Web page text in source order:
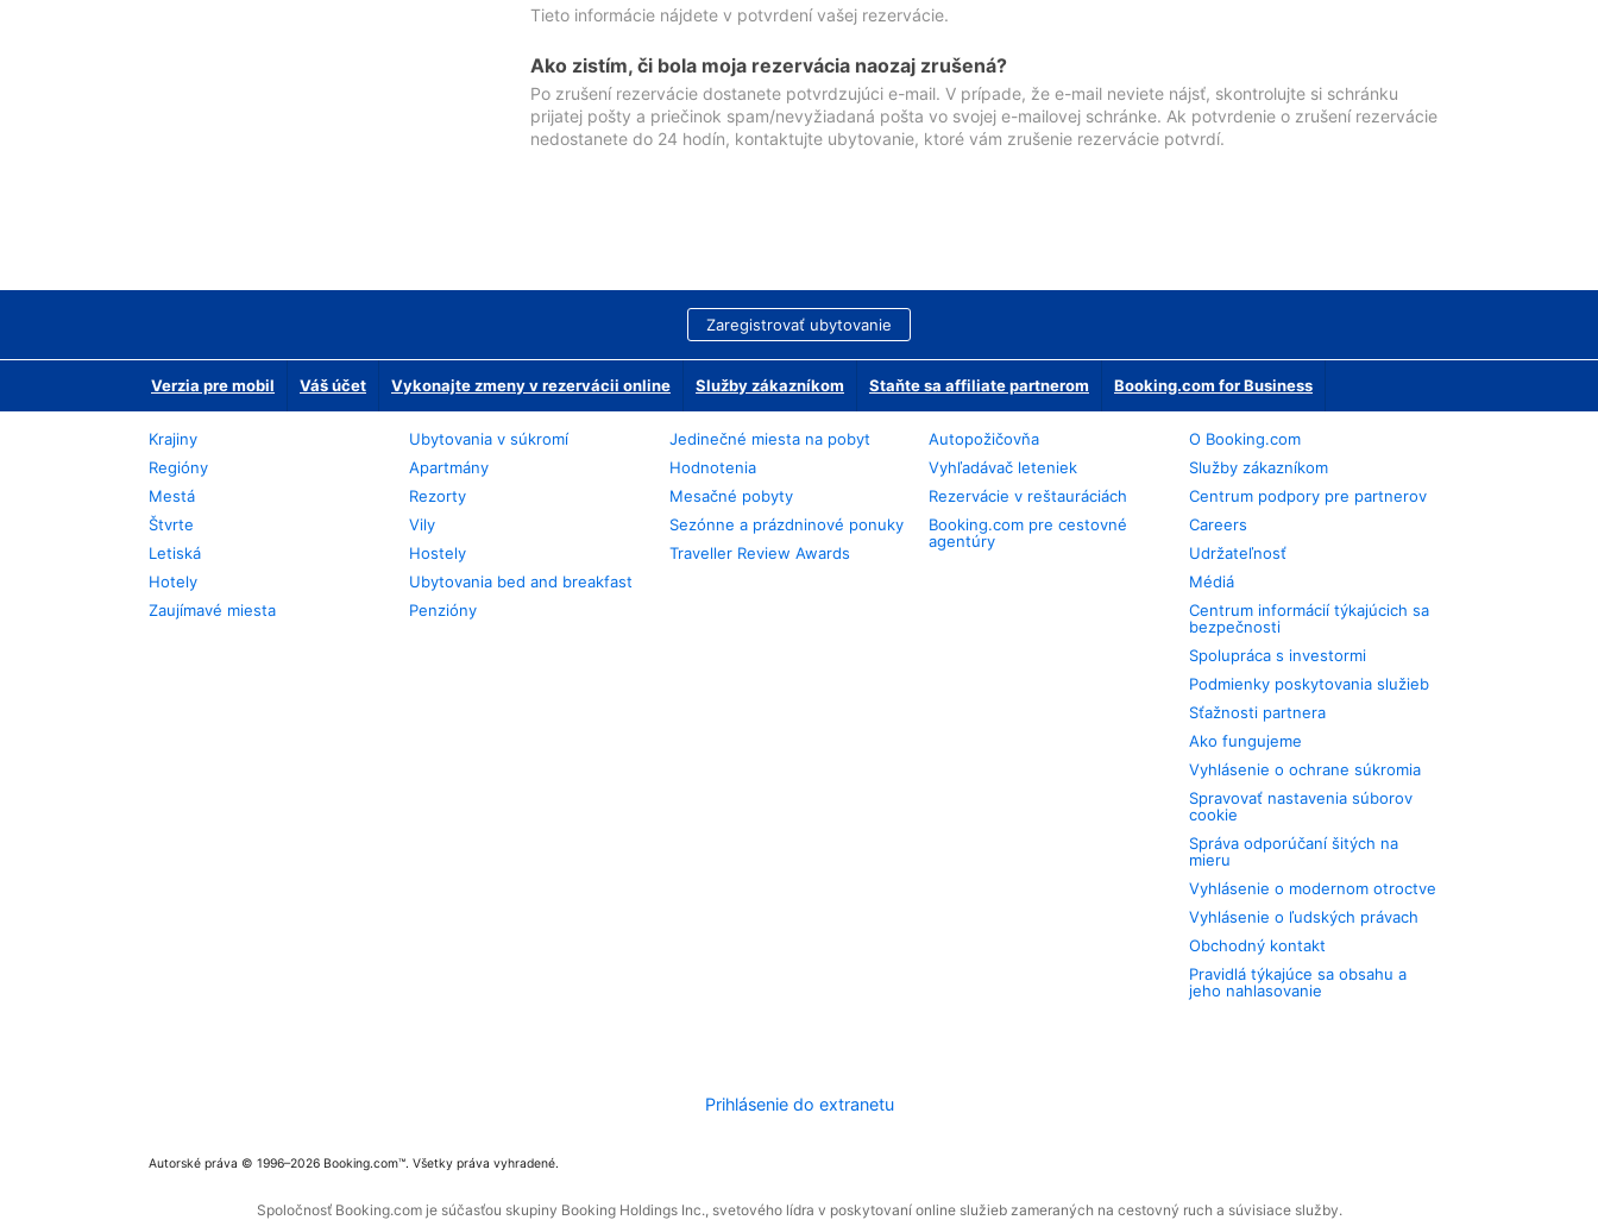
Tieto informácie nájdete v potvrdení vašej rezervácie.
Ako zistím, či bola moja rezervácia naozaj zrušená?
Po zrušení rezervácie dostanete potvrdzujúci e-mail. V prípade, že e-mail neviete nájsť, skontrolujte si schránku
prijatej pošty a priečinok spam/nevyžiadaná pošta vo svojej e-mailovej schránke. Ak potvrdenie o zrušení rezervácie
nedostanete do 24 hodín, kontaktujte ubytovanie, ktoré vám zrušenie rezervácie potvrdí.
Zaregistrovať ubytovanie
Verzia pre mobil Váš účet Vykonajte zmeny v rezervácii online Služby zákazníkom Staňte sa affiliate partnerom Booking.com for Business
Krajiny
Regióny
Mestá
Štvrte
Letiská
Hotely
Zaujímavé miesta
Ubytovania v súkromí
Apartmány
Rezorty
Vily
Hostely
Ubytovania bed and breakfast
Penzióny
Jedinečné miesta na pobyt
Hodnotenia
Mesačné pobyty
Sezónne a prázdninové ponuky
Traveller Review Awards
Autopožičovňa
Vyhľadávač leteniek
Rezervácie v reštauráciách
Booking.com pre cestovné
agentúry
O Booking.com
Služby zákazníkom
Centrum podpory pre partnerov
Careers
Udržateľnosť
Médiá
Centrum informácií týkajúcich sa
bezpečnosti
Spolupráca s investormi
Podmienky poskytovania služieb
Sťažnosti partnera
Ako fungujeme
Vyhlásenie o ochrane súkromia
Spravovať nastavenia súborov
cookie
Správa odporúčaní šitých na
mieru
Vyhlásenie o modernom otroctve
Vyhlásenie o ľudských právach
Obchodný kontakt
Pravidlá týkajúce sa obsahu a
jeho nahlasovanie
Prihlásenie do extranetu
Autorské práva © 1996–2026 Booking.com™. Všetky práva vyhradené.
Spoločnosť Booking.com je súčasťou skupiny Booking Holdings Inc., svetového lídra v poskytovaní online služieb zameraných na cestovný ruch a súvisiace služby.